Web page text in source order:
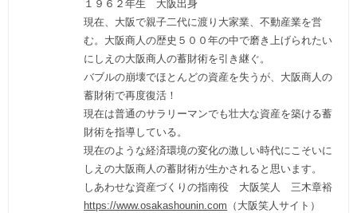
１９６２年生 大阪出身
現在、大阪で親子二代に渡り大家業、不動産業を営
む。大阪商人の歴史５００年の中で磨き上げられたい
にしえの大阪商人の蓄財術を引き継ぐ。
バブルの崩壊でほとんどの資産を失うが、大阪商人の
蓄財術で再度復活！
現在は普通のサラリーマンでも壮大な資産を築ける蓄
財術を指導している。
現在のような経済環境の変化の激しい時代にこそいに
しえの大阪商人の蓄財術が生かされると思います。
しあわせな資産づくりの指南役 大阪笑人 三木章裕
https://www.osakashounin.com （大阪笑人サイト）